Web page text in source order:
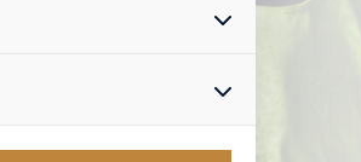
nedokážeme zjistit
se nevhodným